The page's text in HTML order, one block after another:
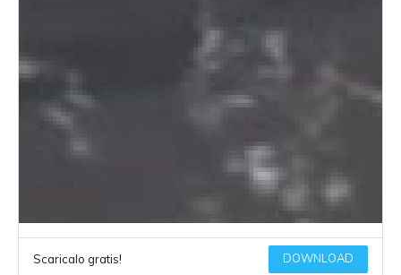
Scaricalo gratis! DOWNLOAD